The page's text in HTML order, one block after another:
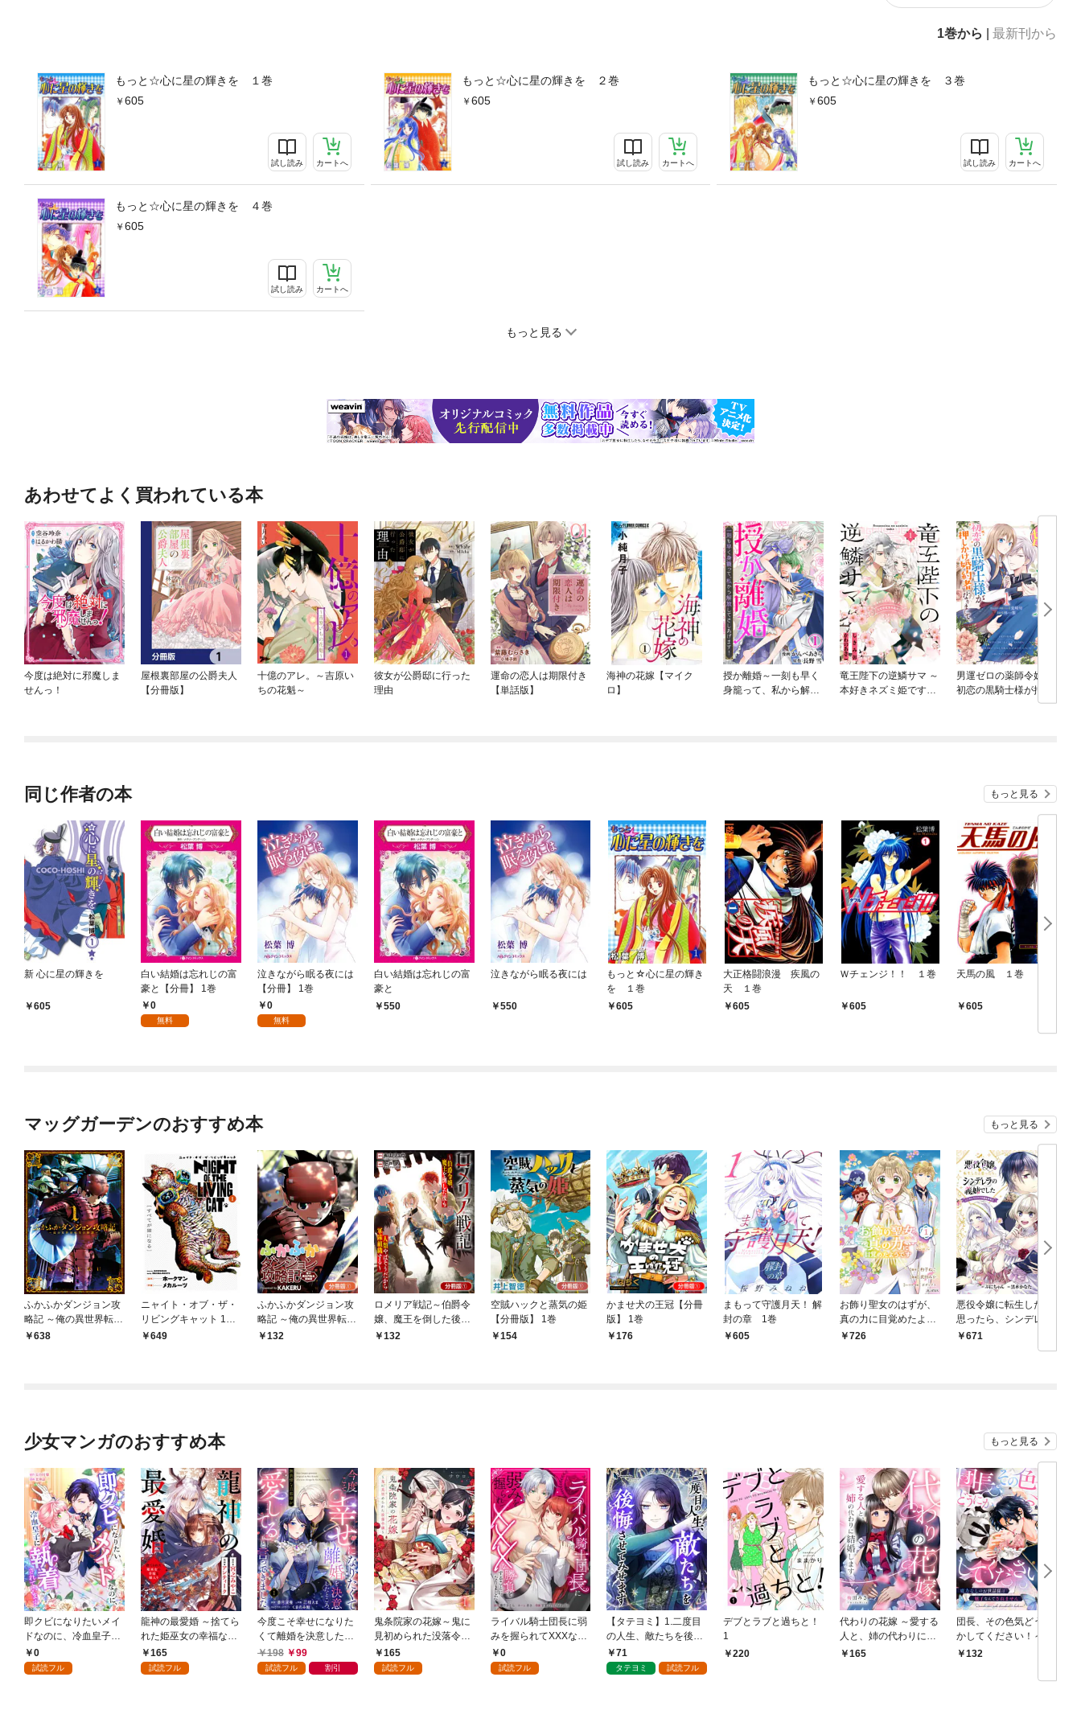
1巻から 最新刊から
もっと☆心に星の輝きを １巻
605
試し読み カートへ
もっと☆心に星の輝きを ２巻
605
試し読み カートへ
もっと☆心に星の輝きを ３巻
605
試し読み カートへ
もっと☆心に星の輝きを ４巻
605
試し読み カートへ
もっと見る
あわせてよく買われている本
今度は絶対に邪魔しま
せんっ！
屋根裏部屋の公爵夫人
【分冊版】
十億のアレ。～吉原い
ちの花魁～
彼女が公爵邸に行った
理由
運命の恋人は期限付き
【単話版】
海神の花嫁【マイク
ロ】
授か離婚～一刻も早く
身籠って、私から解放
竜王陛下の逆鱗サマ ～
本好きネズミ姫です
男運ゼロの薬師令嬢、
初恋の黒騎士様が押し
かけ婚約者になりまし
同じ作者の本 もっと見る
新 心に星の輝きを
605
白い結婚は忘れじの富
豪と【分冊】 1巻
0
無料
泣きながら眠る夜には
【分冊】 1巻
0
無料
白い結婚は忘れじの富
豪と
550
泣きながら眠る夜には
550
もっと☆心に星の輝き
を １巻
605
大正格闘浪漫 疾風の
天 １巻
605
Ｗチェンジ！！ １巻
605
天馬の風 １巻
605
マッグガーデンのおすすめ本 もっと見る
ふかふかダンジョン攻
略記 ～俺の異世界転生
冒険譚～ 1巻
638
ニャイト・オブ・ザ・
リビングキャット 1巻
すべてが猫になる
649
ふかふかダンジョン攻
略記 ～俺の異世界転生
冒険譚～【分冊版】 1
132
ロメリア戦記～伯爵令
嬢、魔王を倒した後も
人類やばそうだから軍
132
空賊ハックと蒸気の姫
【分冊版】 1巻
154
かませ犬の王冠【分冊
版】 1巻
176
まもって守護月天！ 解
封の章 1巻
605
お飾り聖女のはずが、
真の力に目覚めたよう
です THE COMIC 1巻
726
悪役令嬢に転生したと
思ったら、シンデレラ
の義姉でした ～シンデ
レラオタクの異世界転
671
少女マンガのおすすめ本 もっと見る
即クビになりたいメイ
ドなのに、冷血皇子に
執着されています第1
話
0
試読フル
龍神の最愛婚 ～捨てら
れた姫巫女の幸福な嫁
入り～: 1
165
試読フル
今度こそ幸せになりた
くて離婚を決意したと
ころ、無表情な旦那様
が「愛してる」と言っ
198 99
試読フル 割引
鬼条院家の花嫁～鬼に
見初められた没落令嬢
～１165
試読フル
ライバル騎士団長に弱
みを握られてXXXな勝
負をすることになりま
した第1話
0
試読フル
【タテヨミ】1.二度目
の人生、敵たちを後悔
させてみせます
71
タテヨミ 試読フル
デブとラブと過ちと！
1
220
代わりの花嫁 ～愛する
人と、姉の代わりに結
婚します～ 1
165
団長、その色気どうに
かしてください！～魔
力なしのお世話係は魅
132